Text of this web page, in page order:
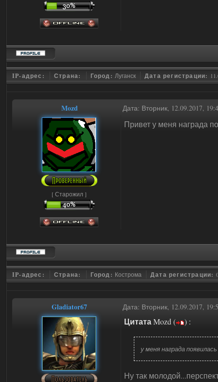
IP-адрес: Страна: Город:Луганск Дата регистрации:
Mozd Дата: Вторник, 12.09.2017,
[ Старожил ]
Привет у меня награда
IP-адрес: Страна: Город: Кострома Дата регистрации:
Gladiator67 Дата: Вторник, 12.09.2017,
ЦитатаMozd ( ) :
у меня награда появилась
Ну так